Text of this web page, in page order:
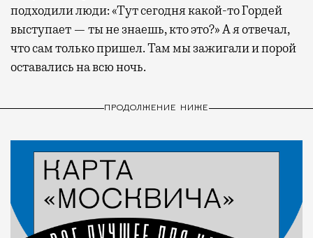
подходили люди: «Тут сегодня какой-то Гордей
выступает — ты не знаешь, кто это?» А я отвечал,
что сам только пришел. Там мы зажигали и порой
оставались на всю ночь.
ПРОДОЛЖЕНИЕ НИЖЕ